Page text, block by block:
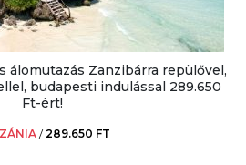
álomutazás Zanzibárra repülővel,
budapesti indulással 289.650
Ft-ért!
/289.650 FT